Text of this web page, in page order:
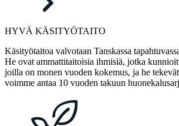
HYVÄ KÄSITYÖTAITO
Käsityötaitoa valvotaan Tanskassa
He ovat ammattitaitoisia ihmisiä, jotka
joilla on monen vuoden kokemus, ja he
voimme antaa 10 vuoden takuun